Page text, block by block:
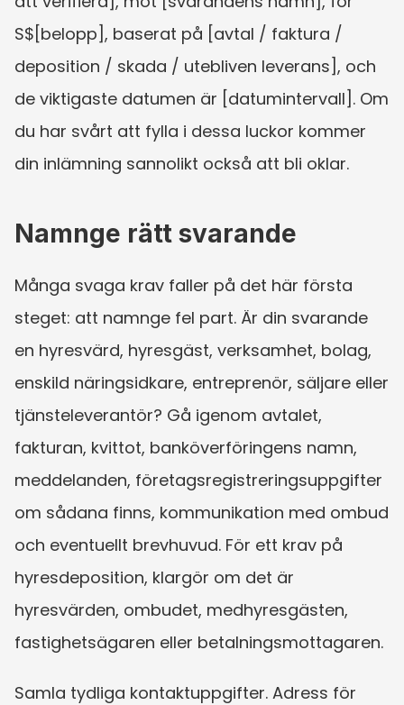
S$[belopp], baserat på [avtal / faktura /
deposition / skada / utebliven leverans], och
de viktigaste datumen är [datumintervall]. Om
du har svårt att fylla i dessa luckor kommer
din inlämning sannolikt också att bli oklar.
Namnge rätt svarande
Många svaga krav faller på det här första
steget: att namnge fel part. Är din svarande
en hyresvärd, hyresgäst, verksamhet, bolag,
enskild näringsidkare, entreprenör, säljare eller
tjänsteleverantör? Gå igenom avtalet,
fakturan, kvittot, banköverföringens namn,
meddelanden, företagsregistreringsuppgifter
om sådana finns, kommunikation med ombud
och eventuellt brevhuvud. För ett krav på
hyresdeposition, klargör om det är
hyresvärden, ombudet, medhyresgästen,
fastighetsägaren eller betalningsmottagaren.
Samla tydliga kontaktuppgifter. Adress för